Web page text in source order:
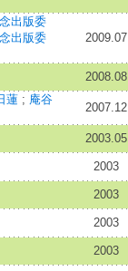
出版委
出版委
2009.07
2008.08
蓮 ; 庵谷
2007.12
2003.05
2003
2003
2003
2003